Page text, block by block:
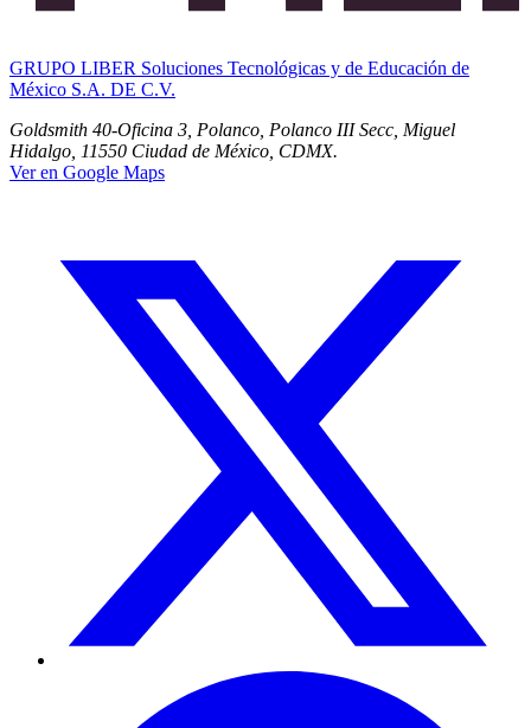
GRUPO LIBER Soluciones Tecnológicas y de Educación de
México S.A. DE C.V.
Goldsmith 40-Oficina 3, Polanco, Polanco III Secc, Miguel
Hidalgo, 11550 Ciudad de México, CDMX.
Ver en Google Maps